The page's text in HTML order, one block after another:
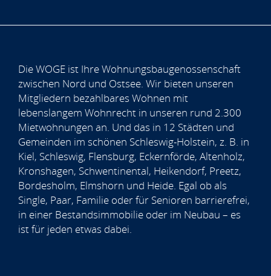
Die WOGE ist Ihre Wohnungsbaugenossenschaft
zwischen Nord und Ostsee. Wir bieten unseren
Mitgliedern bezahlbares Wohnen mit
lebenslangem Wohnrecht in unseren rund 2.300
Mietwohnungen an. Und das in 12 Städten und
Gemeinden im schönen Schleswig-Holstein, z. B. in
Kiel, Schleswig, Flensburg, Eckernförde, Altenholz,
Kronshagen, Schwentinental, Heikendorf, Preetz,
Bordesholm, Elmshorn und Heide. Egal ob als
Single, Paar, Familie oder für Senioren barrierefrei,
in einer Bestandsimmobilie oder im Neubau – es
ist für jeden etwas dabei.